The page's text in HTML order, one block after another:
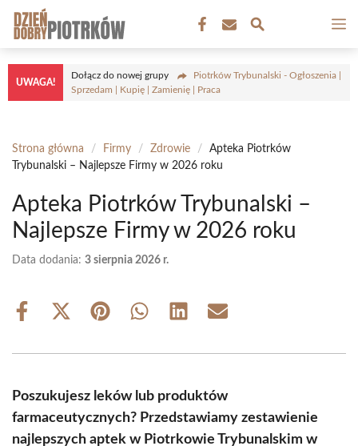
treści
UWAGA!
Dołącz do nowej grupy
Piotrków Trybunalski - Ogłoszenia |
Sprzedam | Kupię | Zamienię | Praca
Strona główna / Firmy / Zdrowie /
Apteka Piotrków
Trybunalski – Najlepsze Firmy w 2026 roku
Apteka Piotrków Trybunalski –
Najlepsze Firmy w 2026 roku
Data dodania: 3 sierpnia 2026 r.
Share
Share
(Twitter)
Share Share Share Share
Poszukujesz leków lub produktów
farmaceutycznych? Przedstawiamy zestawienie
najlepszych aptek w Piotrkowie Trybunalskim w